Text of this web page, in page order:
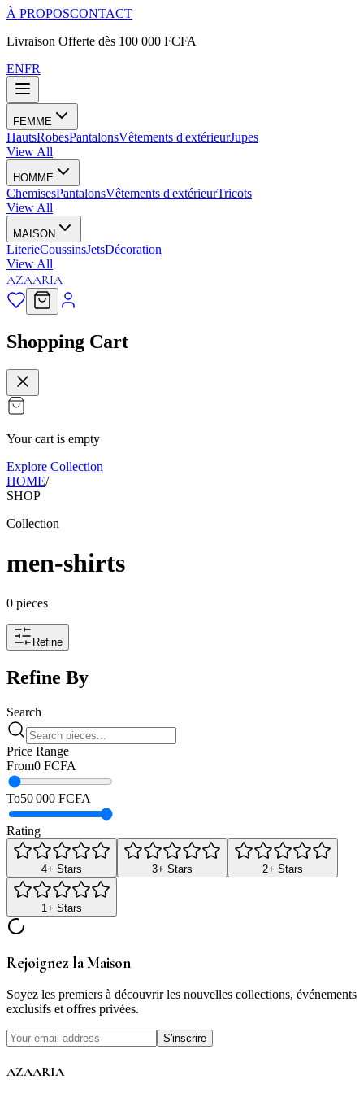
À PROPOSCONTACT
Livraison Offerte dès 100 000 FCFA
ENFR
FEMME
HautsRobesPantalonsVêtements d'extérieurJupes
View All
HOMME
ChemisesPantalonsVêtements d'extérieurTricots
View All
MAISON
LiterieCoussinsJetsDécoration
View All
AZAARIA
Shopping Cart
Your cart is empty
Explore Collection
HOME/
SHOP
Collection
men-shirts
0 pieces
Refine
Refine By
Search
Price Range
From0 FCFA
To50 000 FCFA
Rating
4+ Stars 3+ Stars 2+ Stars
1+ Stars
Rejoignez la Maison
Soyez les premiers à découvrir les nouvelles collections, événements
exclusifs et offres privées.
S'inscrire
AZAARIA